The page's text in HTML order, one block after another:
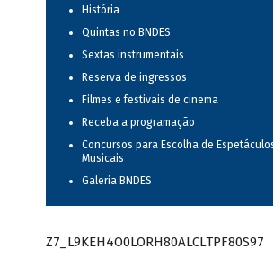
História
Quintas no BNDES
Sextas instrumentais
Reserva de ingressos
Filmes e festivais de cinema
Receba a programação
Concursos para Escolha de Espetáculos
Musicais
Galeria BNDES
Z7_L9KEH4O0LORH80ALCLTPF80S97